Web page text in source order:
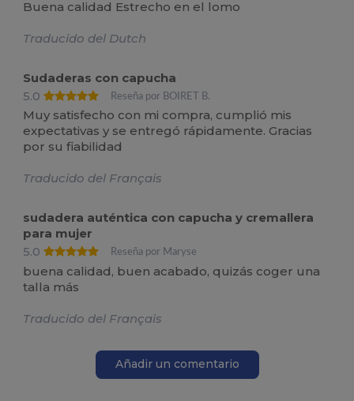
Buena calidad Estrecho en el lomo
Traducido del Dutch
Sudaderas con capucha
5.0
Reseña por BOIRET B.
Muy satisfecho con mi compra, cumplió mis
expectativas y se entregó rápidamente. Gracias
por su fiabilidad
Traducido del Français
sudadera auténtica con capucha y cremallera
para mujer
5.0
Reseña por Maryse
buena calidad, buen acabado, quizás coger una
talla más
Traducido del Français
Añadir un comentario